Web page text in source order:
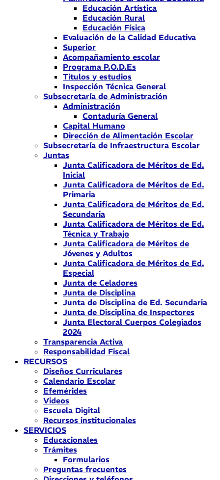
Educación Artística
Educación Rural
Educación Física
Evaluación de la Calidad Educativa
Superior
Acompañamiento escolar
Programa P.O.D.Es
Títulos y estudios
Inspección Técnica General
Subsecretaría de Administración
Administración
Contaduría General
Capital Humano
Dirección de Alimentación Escolar
Subsecretaría de Infraestructura Escolar
Juntas
Junta Calificadora de Méritos de Ed.
Inicial
Junta Calificadora de Méritos de Ed.
Primaria
Junta Calificadora de Méritos de Ed.
Secundaria
Junta Calificadora de Méritos de Ed.
Técnica y Trabajo
Junta Calificadora de Méritos de
Jóvenes y Adultos
Junta Calificadora de Méritos de Ed.
Especial
Junta de Celadores
Junta de Disciplina
Junta de Disciplina de Ed. Secundaria
Junta de Disciplina de Inspectores
Junta Electoral Cuerpos Colegiados
2024
Transparencia Activa
Responsabilidad Fiscal
RECURSOS
Diseños Curriculares
Calendario Escolar
Efemérides
Videos
Escuela Digital
Recursos institucionales
SERVICIOS
Educacionales
Trámites
Formularios
Preguntas frecuentes